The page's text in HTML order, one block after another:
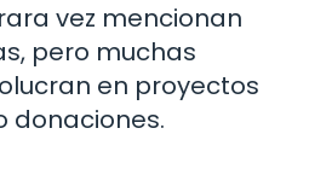
vez mencionan
pero muchas
en proyectos
donaciones.